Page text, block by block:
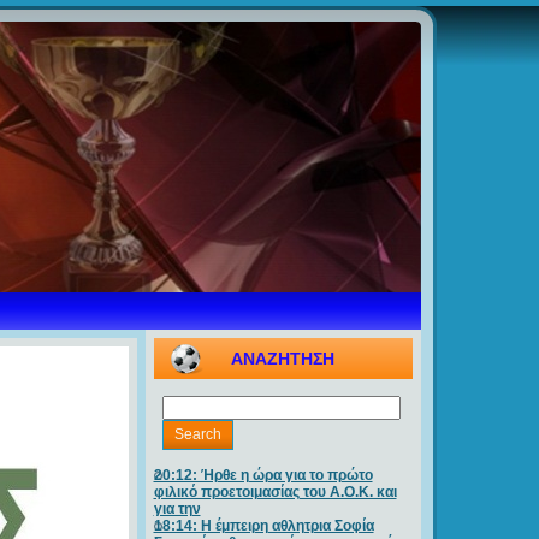
ΑΝΑΖΗΤΗΣΗ
20:12: Ήρθε η ώρα για το πρώτο
φιλικό προετοιμασίας του Α.Ο.Κ. και
για την
18:14: Η έμπειρη αθλητρια Σοφία